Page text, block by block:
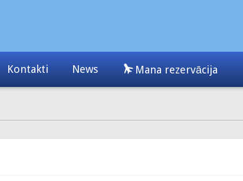
Kontakti News Mana rezervācija